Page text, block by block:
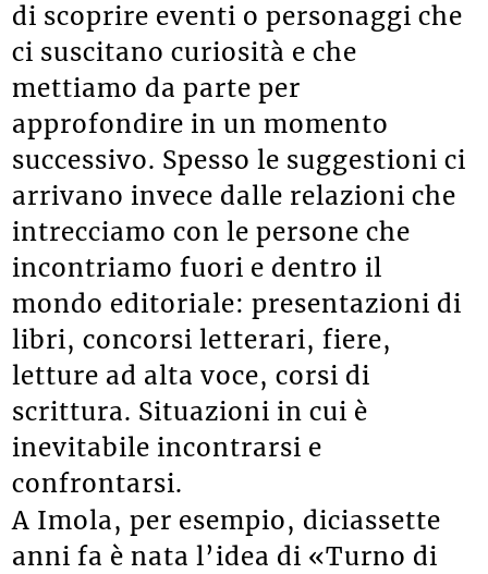
di scoprire eventi o personaggi che
ci suscitano curiosità e che
mettiamo da parte per
approfondire in un momento
successivo. Spesso le suggestioni ci
arrivano invece dalle relazioni che
intrecciamo con le persone che
incontriamo fuori e dentro il
mondo editoriale: presentazioni di
libri, concorsi letterari, fiere,
letture ad alta voce, corsi di
scrittura. Situazioni in cui è
inevitabile incontrarsi e
confrontarsi.
A Imola, per esempio, diciassette
anni fa è nata l’idea di «Turno di